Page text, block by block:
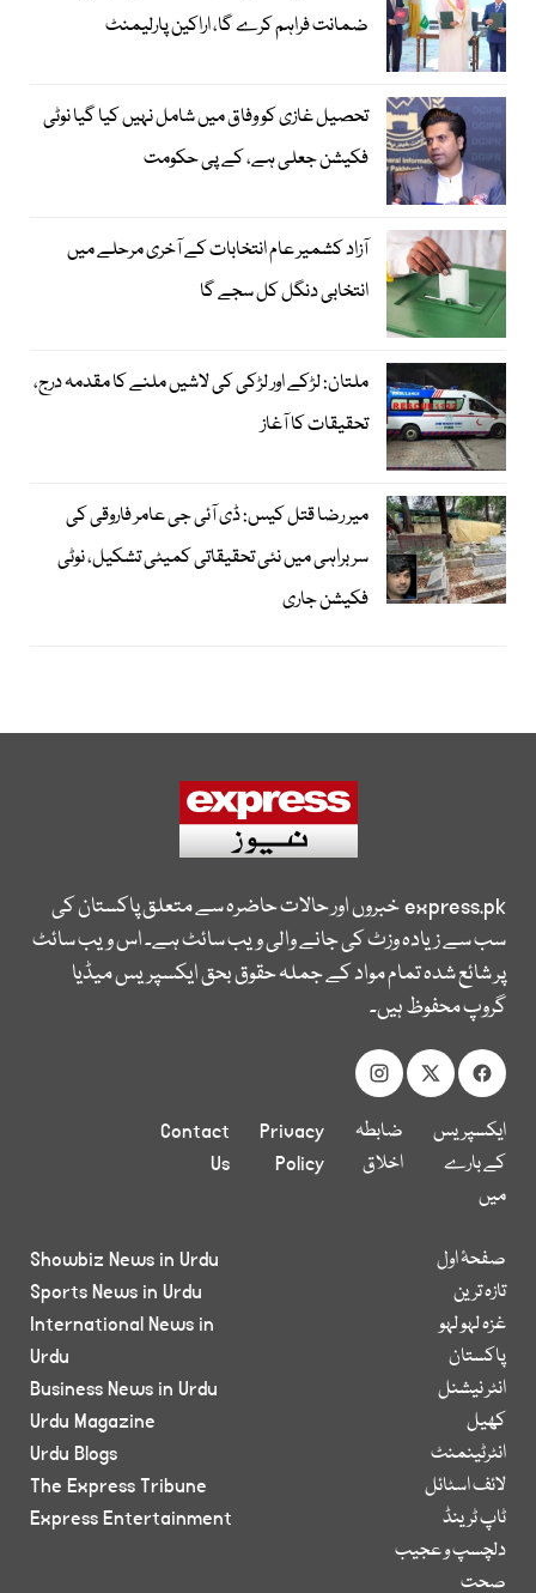
ضمانت فراہم کرے گا، اراکین پارلیمنٹ
تحصیل غازی کو وفاق میں شامل نہیں کیا گیا نوٹی
فکیشن جعلی ہے، کے پی حکومت
آزاد کشمیر عام انتخابات کے آخری مرحلے میں
انتخابی دنگل کل سجے گا
ملتان: لڑکے اور لڑکی کی لاشیں ملنے کا مقدمہ درج،
تحقیقات کا آغاز
میر رضا قتل کیس: ڈی آئی جی عامر فاروقی کی
سربراہی میں نئی تحقیقاتی کمیٹی تشکیل، نوٹی
فکیشن جاری
express.pkخبروں اور حالات حاضرہ سے متعلق پاکستان کی
سب سے زیادہ وزٹ کی جانے والی ویب سائٹ ہے۔ اس ویب سائٹ
پر شائع شدہ تمام مواد کے جملہ حقوق بحق ایکسپریس میڈیا
گروپ محفوظ ہیں۔
ایکسپریس
کے بارے
میں
ضابطہ
اخلاق
Privacy
Policy
Contact
Us
صفحۂ اول
تازہ ترین
غزہ لہو لہو
پاکستان
انٹر نیشنل
کھیل
انٹرٹینمنٹ
لائف اسٹائل
ٹاپ ٹرینڈ
دلچسپ و عجیب
صحت
Showbiz News in Urdu
Sports News in Urdu
International News in
Urdu
Business News in Urdu
Urdu Magazine
Urdu Blogs
The Express Tribune
Express Entertainment